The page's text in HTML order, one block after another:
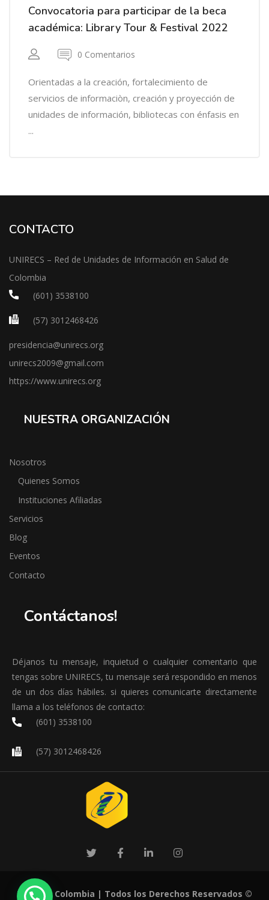
Convocatoria para participar de la beca
académica: Library Tour & Festival 2022
0 Comentarios
Orientadas a la creación, fortalecimiento de
servicios de informaciòn, creación y proyección de
unidades de información, bibliotecas con énfasis en
...
CONTACTO
UNIRECS – Red de Unidades de Información en Salud de
Colombia
(601) 3538100
(57) 3012468426
presidencia@unirecs.org
unirecs2009@gmail.com
https://www.unirecs.org
NUESTRA ORGANIZACIÓN
Nosotros
Quienes Somos
Instituciones Afiliadas
Servicios
Blog
Eventos
Contacto
Contáctanos!
Déjanos tu mensaje, inquietud o cualquier comentario que
tengas sobre UNIRECS, tu mensaje será respondido en menos
de un dos días hábiles. si quieres comunicarte directamente
llama a los teléfonos de contacto:
(601) 3538100
(57) 3012468426
UNIRECS Colombia | Todos los Derechos Reservados ©